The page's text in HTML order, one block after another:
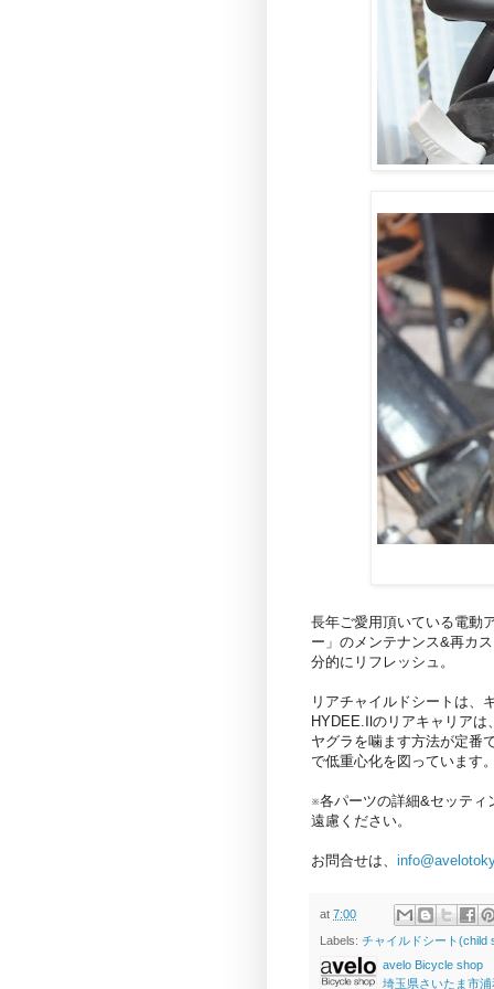
⻑年ご愛⽤頂いている電動
ー」のメンテナンス&再カ
分的にリフレッシュ。
リアチャイルドシートは、
HYDEE.Ⅱのリアキャリア
ヤグラを噛ます⽅法が定番
で低重⼼化を図っています
※各パーツの詳細&セッティ
遠慮ください。
お問合せは、
at 7:00
Labels: チャイルドシート(child
avelo Bicycle shop
埼玉県さいたま市